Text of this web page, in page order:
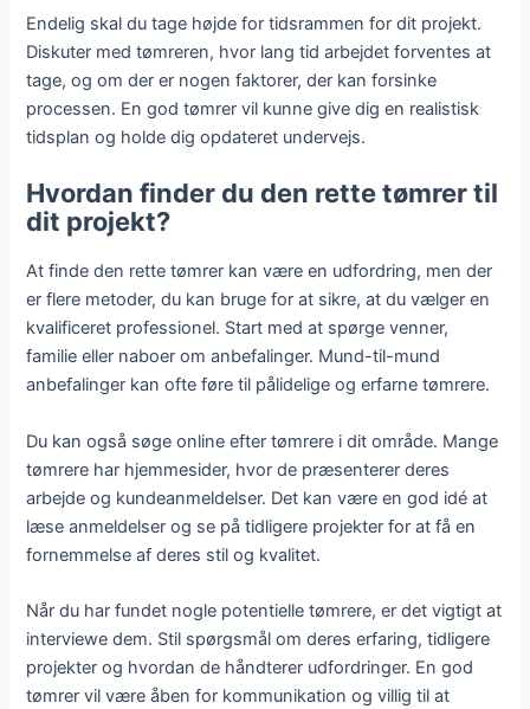
Endelig skal du tage højde for tidsrammen for dit projekt.
Diskuter med tømreren, hvor lang tid arbejdet forventes at
tage, og om der er nogen faktorer, der kan forsinke
processen. En god tømrer vil kunne give dig en realistisk
tidsplan og holde dig opdateret undervejs.
Hvordan finder du den rette tømrer til
dit projekt?
At finde den rette tømrer kan være en udfordring, men der
er flere metoder, du kan bruge for at sikre, at du vælger en
kvalificeret professionel. Start med at spørge venner,
familie eller naboer om anbefalinger. Mund-til-mund
anbefalinger kan ofte føre til pålidelige og erfarne tømrere.
Du kan også søge online efter tømrere i dit område. Mange
tømrere har hjemmesider, hvor de præsenterer deres
arbejde og kundeanmeldelser. Det kan være en god idé at
læse anmeldelser og se på tidligere projekter for at få en
fornemmelse af deres stil og kvalitet.
Når du har fundet nogle potentielle tømrere, er det vigtigt at
interviewe dem. Stil spørgsmål om deres erfaring, tidligere
projekter og hvordan de håndterer udfordringer. En god
tømrer vil være åben for kommunikation og villig til at